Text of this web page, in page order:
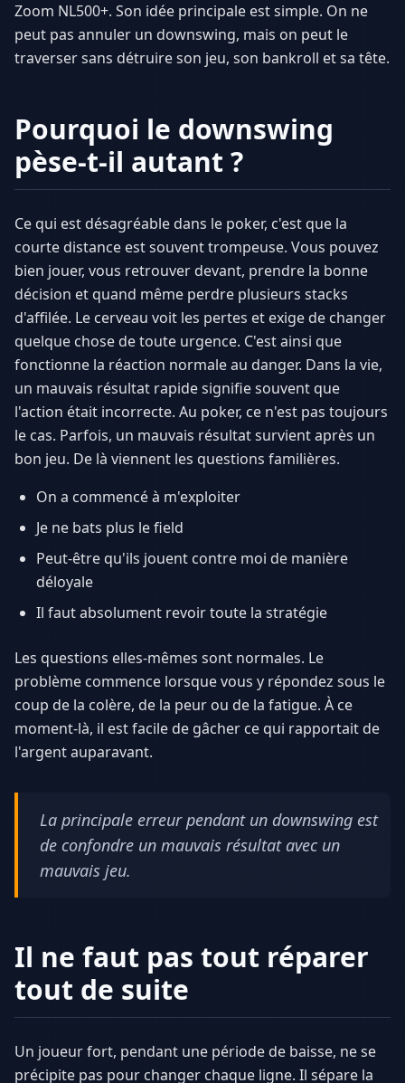
Zoom NL500+. Son idée principale est simple. On ne
peut pas annuler un downswing, mais on peut le
traverser sans détruire son jeu, son bankroll et sa tête.
Pourquoi le downswing
pèse-t-il autant ?
Ce qui est désagréable dans le poker, c'est que la
courte distance est souvent trompeuse. Vous pouvez
bien jouer, vous retrouver devant, prendre la bonne
décision et quand même perdre plusieurs stacks
d'affilée. Le cerveau voit les pertes et exige de changer
quelque chose de toute urgence. C'est ainsi que
fonctionne la réaction normale au danger. Dans la vie,
un mauvais résultat rapide signifie souvent que
l'action était incorrecte. Au poker, ce n'est pas toujours
le cas. Parfois, un mauvais résultat survient après un
bon jeu. De là viennent les questions familières.
On a commencé à m'exploiter
Je ne bats plus le field
Peut-être qu'ils jouent contre moi de manière
déloyale
Il faut absolument revoir toute la stratégie
Les questions elles-mêmes sont normales. Le
problème commence lorsque vous y répondez sous le
coup de la colère, de la peur ou de la fatigue. À ce
moment-là, il est facile de gâcher ce qui rapportait de
l'argent auparavant.
La principale erreur pendant un downswing est
de confondre un mauvais résultat avec un
mauvais jeu.
Il ne faut pas tout réparer
tout de suite
Un joueur fort, pendant une période de baisse, ne se
précipite pas pour changer chaque ligne. Il sépare la